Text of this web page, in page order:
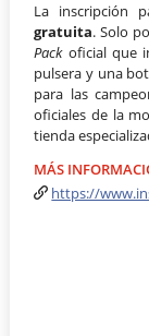
La inscripción
gratuita. Solo
Packoficial que
pulsera y una
para las
oficiales de la
tienda
MÁS
https://